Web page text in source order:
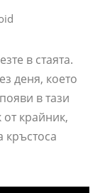
в стаята.
деня, което
в тази
от крайник,
кръстоса